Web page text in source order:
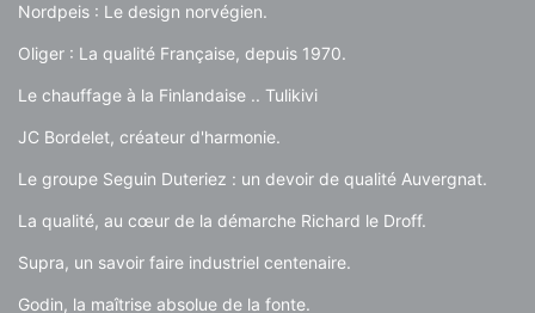
Nordpeis : Le design norvégien.
Oliger : La qualité Française, depuis 1970.
Le chauffage à la Finlandaise .. Tulikivi
JC Bordelet, créateur d'harmonie.
Le groupe Seguin Duteriez : un devoir de qualité Auvergnat.
La qualité, au cœur de la démarche Richard le Droff.
Supra, un savoir faire industriel centenaire.
Godin, la maîtrise absolue de la fonte.